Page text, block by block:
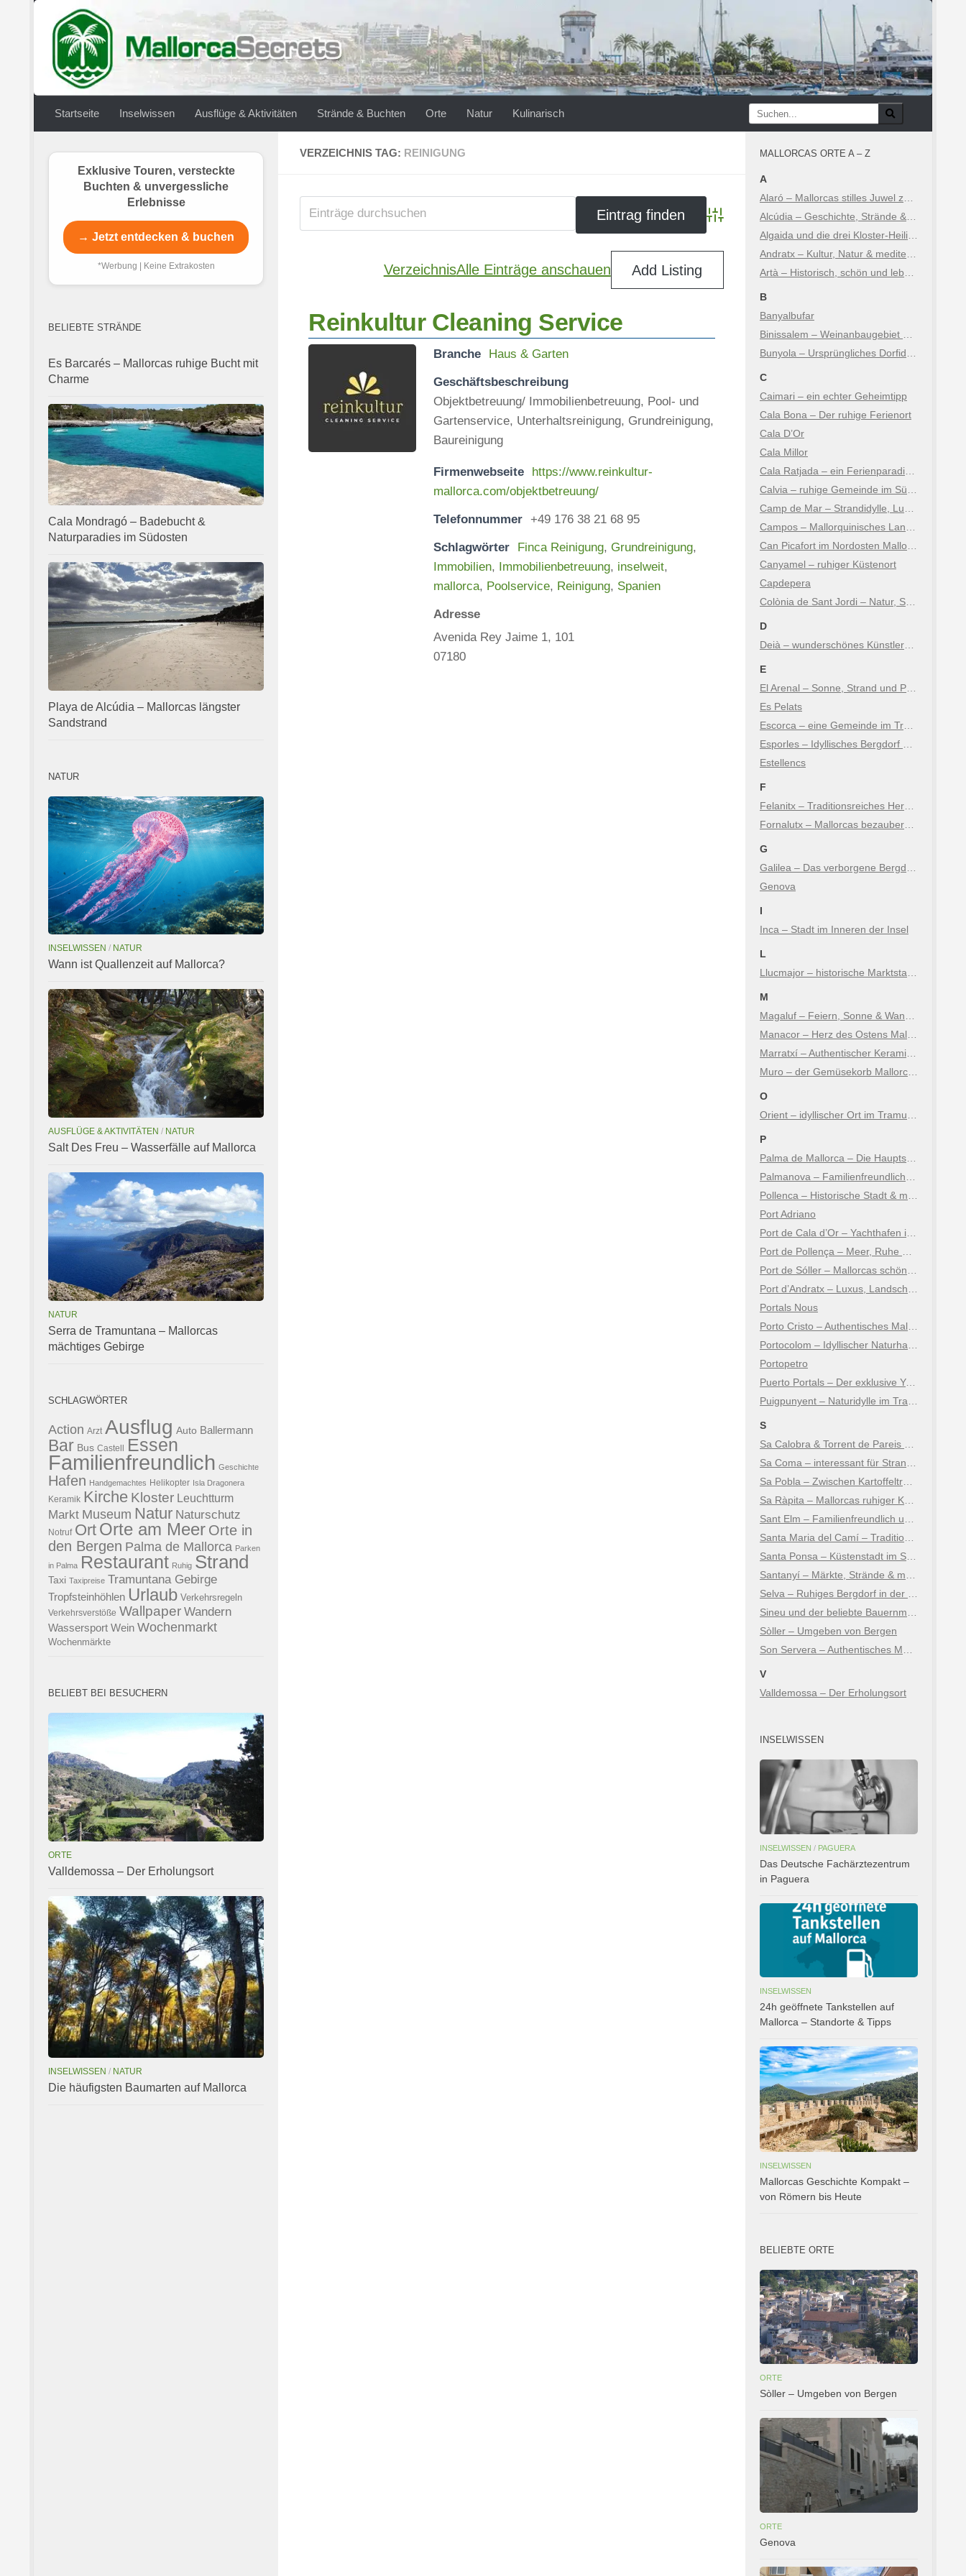
Zum Inhalt springen
Startseite Inselwissen Ausflüge & Aktivitäten Strände & Buchten Orte Natur Kulinarisch
VERZEICHNIS TAG: REINIGUNG
Advanced Search
VerzeichnisAlle Einträge anschauen Add Listing
Reinkultur Cleaning Service
Branche Haus & Garten
Geschäftsbeschreibung
Objektbetreuung/ Immobilienbetreuung, Pool- und
Gartenservice, Unterhaltsreinigung, Grundreinigung,
Baureinigung
Firmenwebseite
https://www.reinkultur-
mallorca.com/objektbetreuung/
Telefonnummer +49 176 38 21 68 95
Schlagwörter Finca Reinigung, Grundreinigung,
Immobilien, Immobilienbetreuung, inselweit,
mallorca, Poolservice, Reinigung, Spanien
Adresse
Avenida Rey Jaime 1, 101
07180
Exklusive Touren, versteckte
Buchten & unvergessliche
Erlebnisse
→ Jetzt entdecken & buchen
*Werbung | Keine Extrakosten
BELIEBTE STRÄNDE
Es Barcarés – Mallorcas ruhige Bucht mit
Charme
Cala Mondragó – Badebucht &
Naturparadies im Südosten
Playa de Alcúdia – Mallorcas längster
Sandstrand
NATUR
INSELWISSEN / NATUR
Wann ist Quallenzeit auf Mallorca?
AUSFLÜGE & AKTIVITÄTEN / NATUR
Salt Des Freu – Wasserfälle auf Mallorca
NATUR
Serra de Tramuntana – Mallorcas
mächtiges Gebirge
SCHLAGWÖRTER
Action Arzt Ausflug Auto Ballermann
Bar Bus Castell Essen
Familienfreundlich Geschichte
Hafen Handgemachtes Helikopter Isla Dragonera
Keramik Kirche Kloster Leuchtturm
Markt Museum Natur Naturschutz
Notruf Ort Orte am Meer Orte in
den Bergen Palma de Mallorca Parken
in Palma Restaurant Ruhig Strand
Taxi Taxipreise Tramuntana Gebirge
Tropfsteinhöhlen Urlaub Verkehrsregeln
Verkehrsverstöße Wallpaper Wandern
Wassersport Wein Wochenmarkt
Wochenmärkte
BELIEBT BEI BESUCHERN
ORTE
Valldemossa – Der Erholungsort
INSELWISSEN / NATUR
Die häufigsten Baumarten auf Mallorca
MALLORCAS ORTE A – Z
A
B
Banyalbufar
C
Caimari – ein echter Geheimtipp
Cala Bona – Der ruhige Ferienort
Cala D’Or
Cala Millor
Canyamel – ruhiger Küstenort
Capdepera
D
E
Es Pelats
Estellencs
F
G
Genova
I
Inca – Stadt im Inneren der Insel
L
M
O
P
Port Adriano
Portals Nous
Portopetro
Puerto Portals – Der exklusive Yachthafen
S
Sòller – Umgeben von Bergen
V
Valldemossa – Der Erholungsort
INSELWISSEN
INSELWISSEN / PAGUERA
Das Deutsche Fachärztezentrum
in Paguera
INSELWISSEN
24h geöffnete Tankstellen auf
Mallorca – Standorte & Tipps
INSELWISSEN
Mallorcas Geschichte Kompakt –
von Römern bis Heute
BELIEBTE ORTE
ORTE
Sòller – Umgeben von Bergen
ORTE
Genova